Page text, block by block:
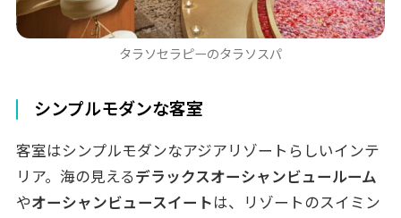
タラソセラピーのタラソスパ
シンプルモダンな客室
客室はシンプルモダンなアジアリゾートらしいインテ
リア。海の見えるデラックスオーシャンビュールーム
やオーシャンビュースイート は、リゾートのスイミン